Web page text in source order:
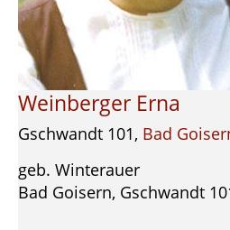
Weinberger Erna
Gschwandt 101, Bad
geb. Winterauer
Bad Goisern, Gschwandt